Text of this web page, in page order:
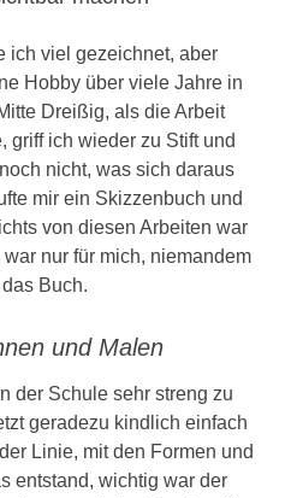
ich viel gezeichnet, aber
Hobby über viele Jahre in
Dreißig, als die Arbeit
griff ich wieder zu Stift und
nicht, was sich daraus
mir ein Skizzenbuch und
von diesen Arbeiten war
nur für mich, niemandem
Buch.
und Malen
der Schule sehr streng zu
geradezu kindlich einfach
Linie, mit den Formen und
entstand, wichtig war der